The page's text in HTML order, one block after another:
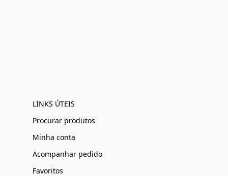
LINKS ÚTEIS
Procurar produtos
Minha conta
Acompanhar pedido
Favoritos